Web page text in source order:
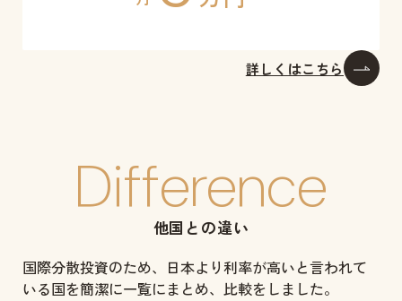
詳しくはこちら
Difference
他国との違い
国際分散投資のため、日本より利率が高いと言われて
いる国を簡潔に一覧にまとめ、比較をしました。